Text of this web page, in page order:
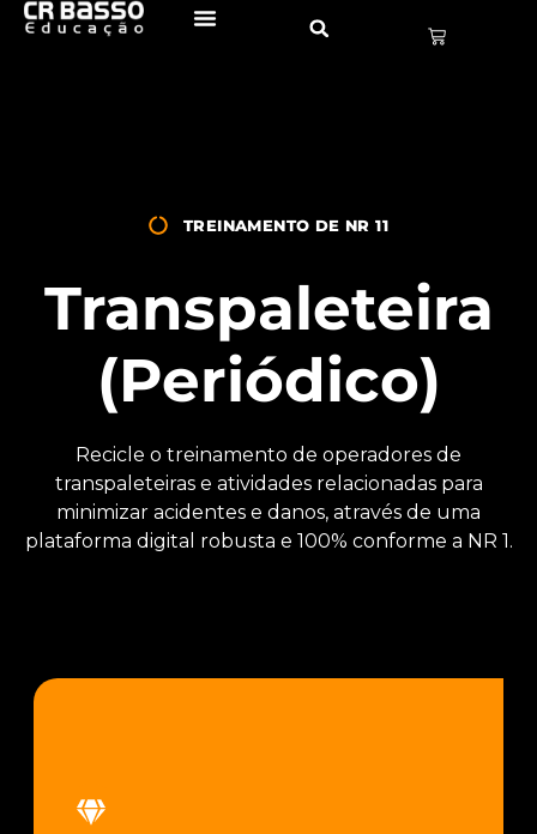
TREINAMENTO DE NR 11
Transpaleteira
(Periódico)
Recicle o treinamento de operadores de
transpaleteiras e atividades relacionadas para
minimizar acidentes e danos, através de uma
plataforma digital robusta e 100% conforme a NR 1.